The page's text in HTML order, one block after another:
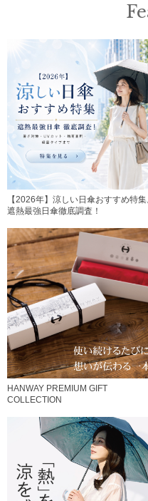
【2026年】涼しい日傘おすすめ特集
遮熱最強日傘徹底調査！
HANWAY PREMIUM GIFT
COLLECTION